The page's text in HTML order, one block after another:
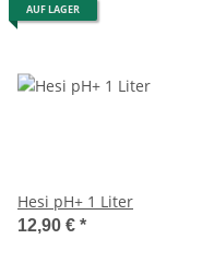
AUF LAGER
Hesi pH+ 1 Liter
12,90 € *